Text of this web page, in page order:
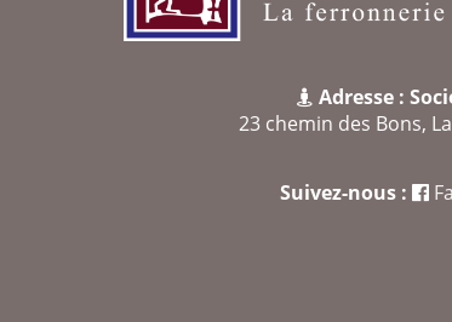
Adresse :
23 chemin des Bons,
Suivez-nous :